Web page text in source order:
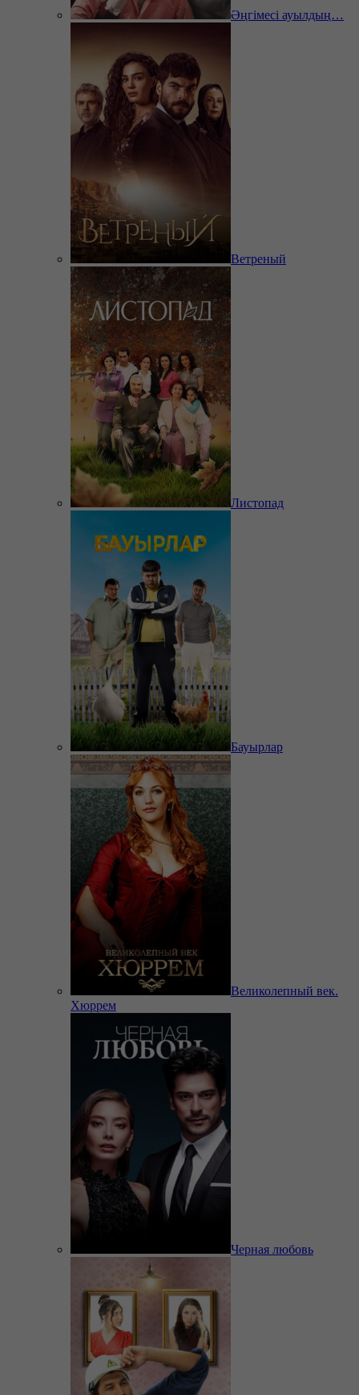
Әңгімесі ауылдың…
Ветреный
Листопад
Бауырлар
Великолепный век.
Хюррем
Черная любовь